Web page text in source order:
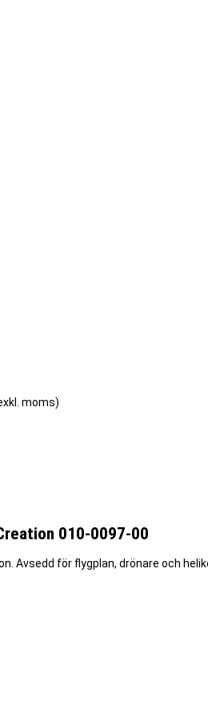
moms)
010-0097-00
Avsedd för flygplan, drönare och